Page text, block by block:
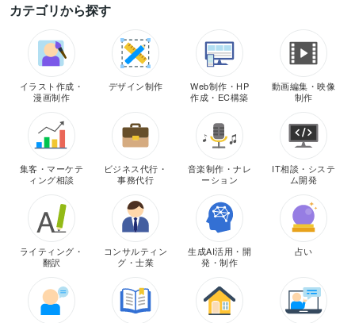
カテゴリから探す
イラスト作成・
漫画制作
デザイン制作
Web制作・HP
作成・EC構築
動画編集・映像
制作
集客・マーケテ
ィング相談
ビジネス代行・
事務代行
音楽制作・ナレ
ーション
IT相談・システ
ム開発
ライティング・
翻訳
コンサルティン
グ・士業
生成AI活用・開
発・制作
占い